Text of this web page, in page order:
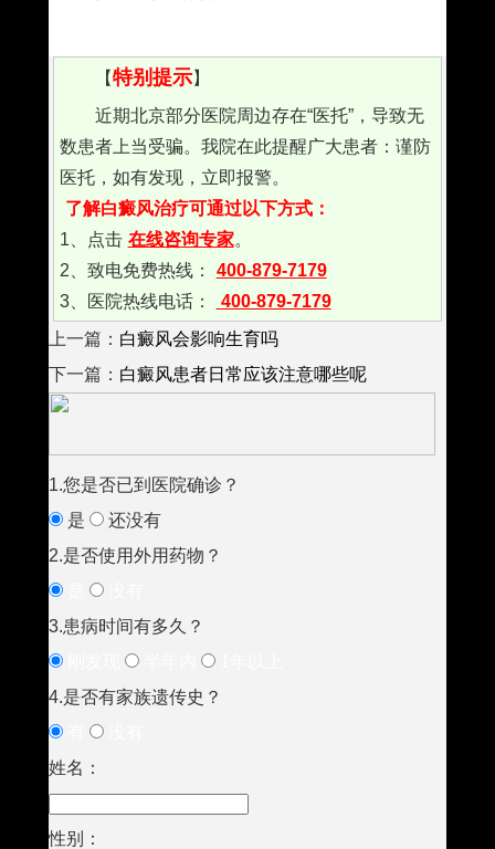
【特别提示】
近期北京部分医院周边存在“医托”，导致无
数患者上当受骗。我院在此提醒广大患者：谨防
医托，如有发现，立即报警。
了解白癜风治疗可通过以下方式：
1、点击 在线咨询专家。
2、致电免费热线：
400-879-7179
3、医院热线电话：
400-879-7179
上一篇： 白癜风会影响生育吗
下一篇： 白癜风患者日常应该注意哪些呢
1.您是否已到医院确诊？
是
还没有
2.是否使用外用药物？
3.患病时间有多久？
4.是否有家族遗传史？
姓名：
性别：